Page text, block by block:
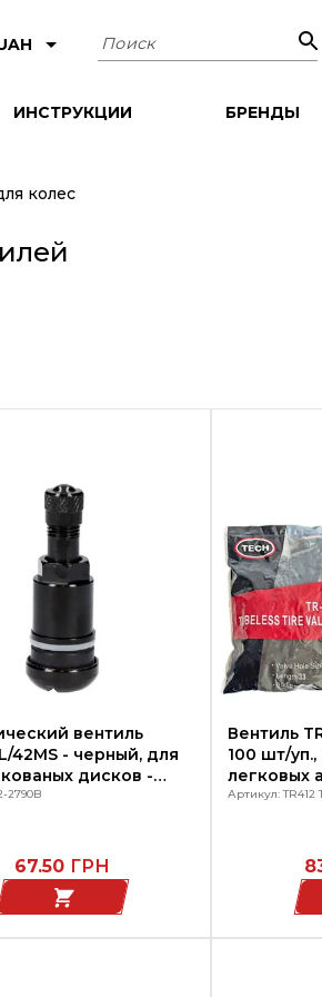
Поиск
ИНСТРУКЦИИ БРЕНДЫ
колес
вентиль
42MS - черный, для
дисков -
авто.
2790B
67.50 ГРН
Вентиль
100 шт/
легковых
Артикул: TR412